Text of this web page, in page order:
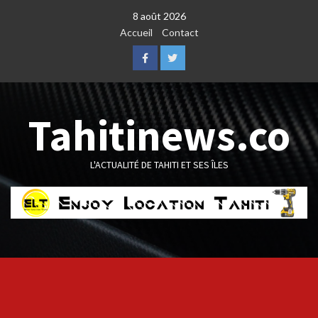
8 août 2026
Accueil
Contact
FacebookTwitter
Tahitinews.co
L'ACTUALITÉ DE TAHITI ET SES ÎLES